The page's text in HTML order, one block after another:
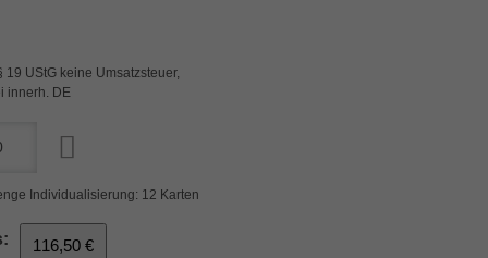
19 UStG keine Umsatzsteuer,
innerh. DE
Individualisierung: 12 Karten
116,50 €